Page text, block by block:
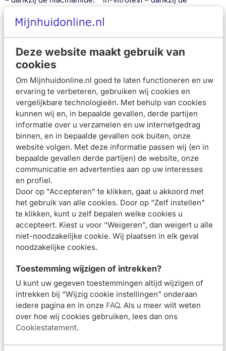
Deze website maakt gebruik van
cookies
Om Mijnhuidonline.nl goed te laten functioneren en uw
ervaring te verbeteren, gebruiken wij cookies en
vergelijkbare technologieën. Met behulp van cookies
kunnen wij en, in bepaalde gevallen, derde partijen
informatie over u verzamelen en uw internetgedrag
binnen, en in bepaalde gevallen ook buiten, onze
website volgen. Met deze informatie passen wij (en in
bepaalde gevallen derde partijen) de website, onze
communicatie en advertenties aan op uw interesses
en profiel.
Door op "Accepteren" te klikken, gaat u akkoord met
het gebruik van alle cookies. Door op “Zelf instellen”
te klikken, kunt u zelf bepalen welke cookies u
accepteert. Kiest u voor “Weigeren”, dan weigert u alle
niet-noodzakelijke cookie. Wij plaatsen in elk geval
noodzakelijke cookies.
Toestemming wijzigen of intrekken?
U kunt uw gegeven toestemmingen altijd wijzigen of
intrekken bij “Wijzig cookie instellingen” onderaan
iedere pagina en in onze FAQ. Als u meer wilt weten
over hoe wij cookies gebruiken, lees dan ons
Cookiestatement.
resultaten na 2 maanden.
verlengen.
Gebruiksadvies
Apart of na uw serum aanbrengen op uw gezicht, hals en
decolleté. Kan 's ochtends en/of 's avonds worden
gebruikt.
Samenstelling
Beoordelingen (0)
Aanbevolen artikelen voor
Avène Hyaluron Activ
B3 Celvernieuwende Crème Navul 50ml
Avène Hyaluron Activ
B3 Oogverzorging
15ml
Van 37,99 voor 26,60
€37,99€26,60
In winkelmand
Avène Hyaluron Activ
B3 Multi-Intensieve
Nachtcrème 40ml
€48,00
In winkelmand
Avène Hyaluron Activ
Opvullend Serum 30ml
crème 50ml